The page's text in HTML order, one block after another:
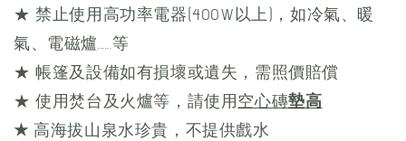
★ 禁止使用高功率電器(400W以上)，如冷氣、暖
氣、電磁爐......等
★ 帳篷及設備如有損壞或遺失，需照價賠償
★使用焚台及火爐等，請使用空心磚墊高
★ 高海拔山泉水珍貴，不提供戲水